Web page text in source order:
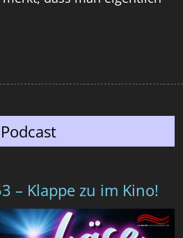
Podcast
– Klappe zu im Kino!